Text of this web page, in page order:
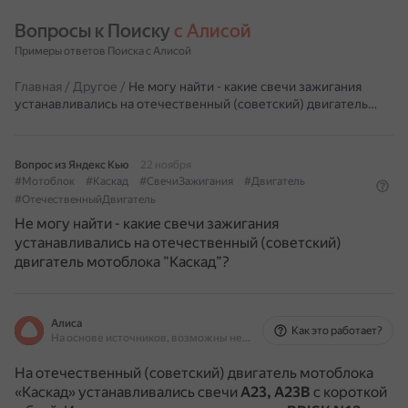
Вопросы к Поиску с Алисой
Примеры ответов Поиска с Алисой
Главная / Другое / Не могу найти - какие свечи зажигания
устанавливались на отечественный (советский) двигатель…
Вопрос из Яндекс Кью
22 ноября
#Мотоблок
#Каскад #СвечиЗажигания
#Двигатель
#ОтечественныйДвигатель
Не могу найти - какие свечи зажигания
устанавливались на отечественный (советский)
двигатель мотоблока ”Каскад”?
Алиса
На основе источников, возможны неточности
Как это работает?
На отечественный (советский) двигатель мотоблока
«Каскад» устанавливались свечи А23, А23В с короткой